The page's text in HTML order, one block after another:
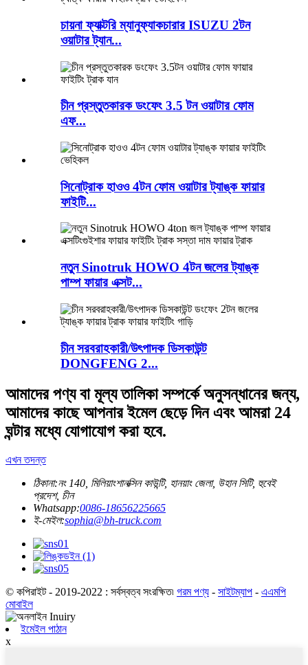
চায়না ফ্যাক্টরি ম্যানুফ্যাকচারার ISUZU 2টন
ওয়াটার ট্যান...
চীন প্রস্তুতকারক ডংফেং 3.5 টন ওয়াটার ফোম
এফ...
সিনোট্রাক হাওও 4টন ফোম ওয়াটার ট্যাঙ্ক ফায়ার
ফাইটি...
নতুন Sinotruk HOWO 4টন জলের ট্যাঙ্ক
পাম্প ফায়ার এক্সট...
চীন সরবরাহকারী/উৎপাদক ডিসকাউন্ট
DONGFENG 2...
আমাদের পণ্য বা মূল্য তালিকা সম্পর্কে অনুসন্ধানের জন্য,
আমাদের কাছে আপনার ইমেল ছেড়ে দিন এবং আমরা 24
ঘন্টার মধ্যে যোগাযোগ করা হবে.
এখন তদন্ত
ঠিকানা:নং 140, মিলিয়াংশানক্সিন কাউন্টি, হানয়াং জেলা, উহান সিটি, হুবেই
প্রদেশ, চীন
Whatsapp:0086-18656225665
ই-মেইল:sophia@bh-truck.com
© কপিরাইট - 2019-2022 : সর্বস্বত্ব সংরক্ষিত৷ গরম পণ্য - সাইটম্যাপ - এএমপি
মোবাইল
ইমেইল পাঠান
x